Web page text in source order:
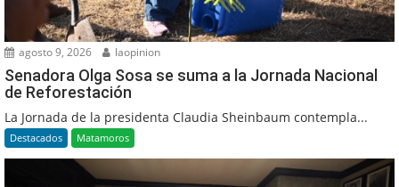
agosto 9, 2026 laopinion
Senadora Olga Sosa se suma a la Jornada Nacional
de Reforestación
La Jornada de la presidenta Claudia Sheinbaum contempla...
Destacados Matamoros